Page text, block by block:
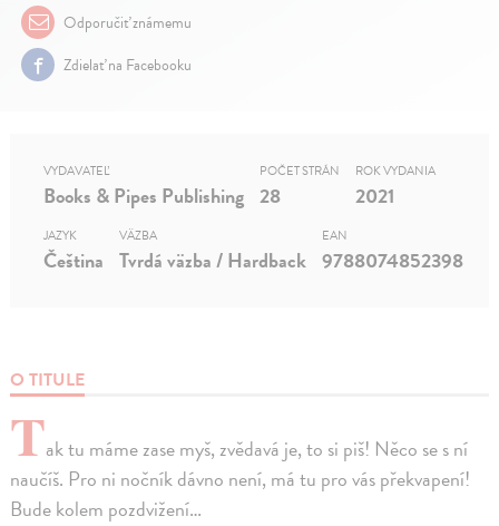
Odporučiť známemu
Zdielať na Facebooku
O TITULE
Tak tu máme zase myš, zvědavá je, to si piš! Něco se s ní
naučíš. Pro ni nočník dávno není, má tu pro vás překvapení!
Bude kolem pozdvižení…
VYDAVATEĽ
Books & Pipes Publishing
POČET STRÁN
28
ROK VYDANIA
2021
JAZYK
Čeština
VÄZBA
Tvrdá väzba / Hardback
EAN
9788074852398